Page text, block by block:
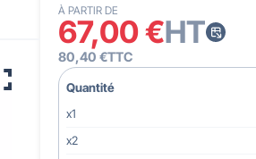
Accessibilité PMR
À PARTIR DE
67,00 €HT
80,40 €TTC
Quantité
x1
x2